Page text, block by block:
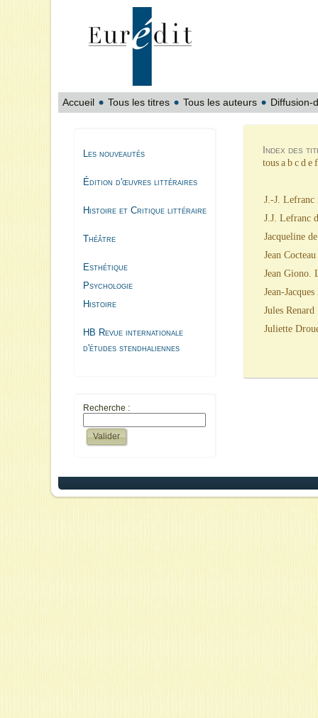
Accueil Tous les titres Tous les auteurs Diffusion-
Les nouveautés
Édition d'œuvres littéraires
Histoire et Critique littéraire
Théâtre
Esthétique
Psychologie
Histoire
HB Revue internationale
d'études stendhaliennes
Recherche :
Index des
tous a b c d e f
J.-J. Lefranc
J.J. Lefranc
Jacqueline
Jean
Jean Giono.
Jean-
Jules Renard
Juliette